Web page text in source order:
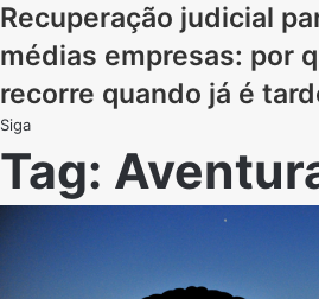
Recuperação judicial
médias empresas: por
recorre quando já é
Siga
Tag: